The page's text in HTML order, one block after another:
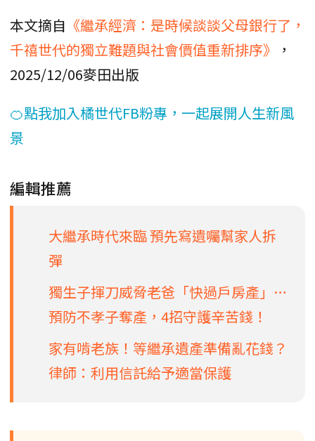
本文摘自 《繼承經濟：是時候談談父母銀行了，
千禧世代的獨立難題與社會價值重新排序》
，
2025/12/06麥田出版
🍊點我加入橘世代FB粉專，一起展開人生新風
景
編輯推薦
大繼承時代來臨 預先寫遺囑幫家人拆
彈
獨生子揮刀威脅老爸「快過戶房產」…
預防不孝子奪產，4招守護辛苦錢！
家有啃老族！等繼承遺產準備亂花錢？
律師：利用信託給予適當保護